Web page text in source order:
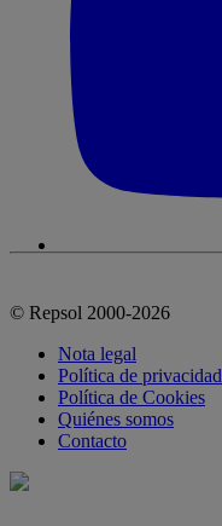
© Repsol 2000-2026
Nota legal
Política de privacidad
Política de Cookies
Quiénes somos
Contacto